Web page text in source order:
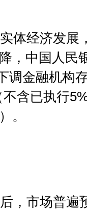
体经济发展，
，中国人民
调金融机构
含已执行
。
，市场普遍